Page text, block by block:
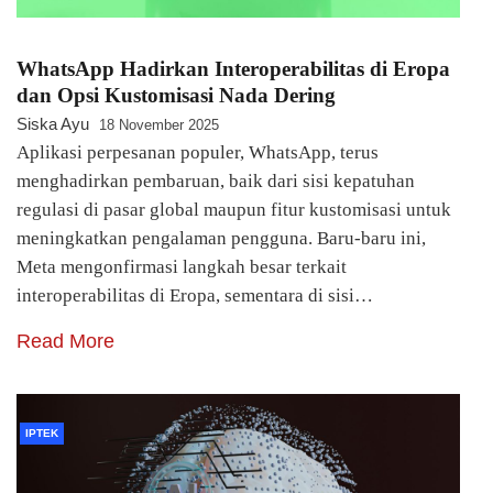
WhatsApp Hadirkan Interoperabilitas di Eropa
dan Opsi Kustomisasi Nada Dering
Siska Ayu 18 November 2025
Aplikasi perpesanan populer, WhatsApp, terus
menghadirkan pembaruan, baik dari sisi kepatuhan
regulasi di pasar global maupun fitur kustomisasi untuk
meningkatkan pengalaman pengguna. Baru-baru ini,
Meta mengonfirmasi langkah besar terkait
interoperabilitas di Eropa, sementara di sisi…
Read More
IPTEK